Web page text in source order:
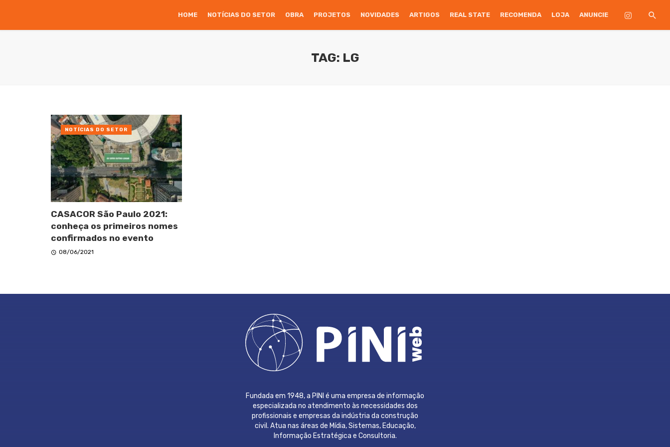
HOME NOTÍCIAS DO SETOR OBRA PROJETOS NOVIDADES ARTIGOS REAL STATE RECOMENDA LOJA ANUNCIE
TAG: LG
CASACOR São Paulo 2021:
conheça os primeiros nomes
confirmados no evento
08/06/2021
NOTÍCIAS DO SETOR
Fundada em 1948, a PINI é uma empresa de informação
especializada no atendimento às necessidades dos
profissionais e empresas da indústria da construção
civil. Atua nas áreas de Mídia, Sistemas, Educação,
Informação Estratégica e Consultoria.